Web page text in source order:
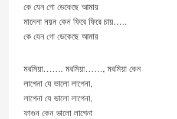
কে যেন গো ডেকেছে আমায়
মানেনা নয়ন কেন ফিরে ফিরে চায়…..
কে যেন গো ডেকেছে আমায়
মরমিয়া……. মরমিয়া……, মরমিয়া কেন
লাগেনা যে ভালো লাগেনা,
লাগেনা যে ভালো লাগেনা,
ফাগুন কেন ভালো লাগেনা